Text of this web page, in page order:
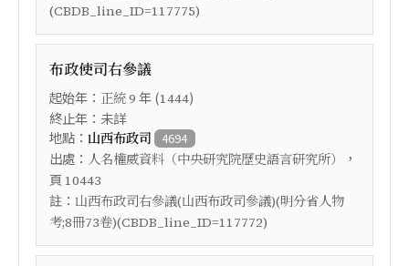
(CBDB_line_ID=117775)
布政使司右參議
起始年： 正統9 年 (1444)
終止年：未詳
地點： 山西布政司 4694
出處： 人名權威資料（中央研究院歷史語言研究所）
，
頁 10443
註： 山西布政司右參議(山西布政司參議)(明分省人物
考;8冊73卷)(CBDB_line_ID=117772)